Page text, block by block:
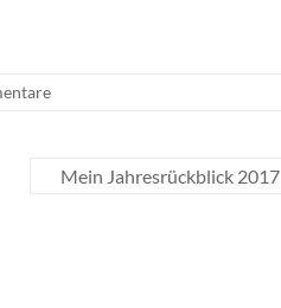
Mein Jahresrückblick 2017